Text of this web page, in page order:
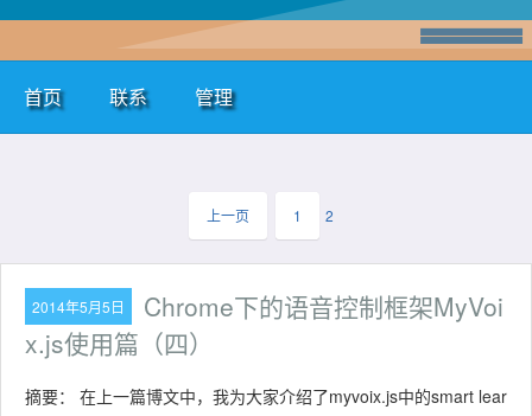
首页 联系 管理
上一页 1 2
2014年5月5日
Chrome下的语音控制框架MyVoi
x.js使用篇（四）
摘要： 在上一篇博文中，我为大家介绍了myvoix.js中的smart lear